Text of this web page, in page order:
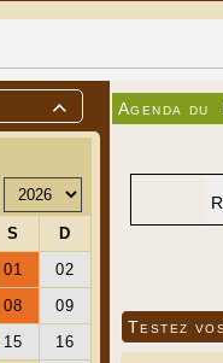
 Agenda du
Testez